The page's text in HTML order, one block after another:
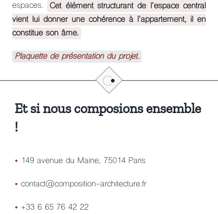
espaces.
Cet élément structurant de l’espace central
vient lui donner une cohérence à l’appartement, il en
constitue son âme.
Plaquette de présentation du projet.
Et si nous composions ensemble
!
• 149 avenue du Maine, 75014 Paris
• contact@composition-architecture.fr
• +33 6 65 76 42 22